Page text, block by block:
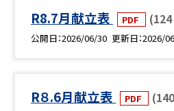
R8.7月献立表 PDF
公開日 2026/06/30 更新日 2026/
R８.6月献立表 PDF